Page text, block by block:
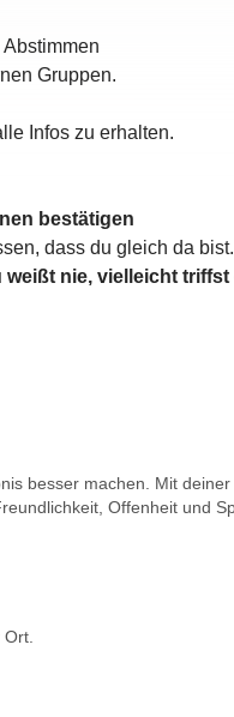
Gruppen.
Infos zu erhalten.
bestätigen
dass du gleich da bist.
nie, vielleicht
besser machen. Mit
Offenheit und